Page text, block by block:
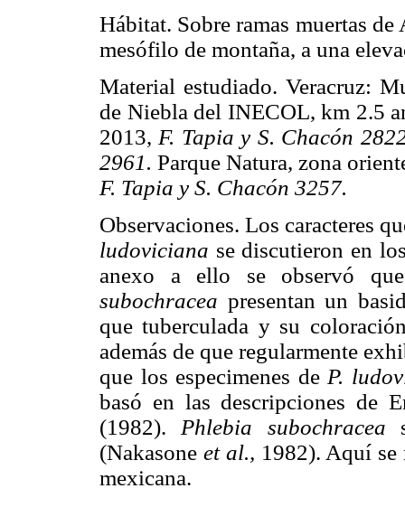
Hábitat. Sobre ramas muertas
mesófilo de montaña, a una
Material estudiado. Veracruz:
de Niebla del INECOL, km 2.5
2013, F. Tapia y S. Chacón
2961. Parque Natura, zona
F. Tapia y S. Chacón 3257.
Observaciones. Los caracteres
ludoviciana se discutieron en
anexo a ello se observó
subochracea presentan un
que tuberculada y su
además de que regularmente
que los especimenes de P.
basó en las descripciones de
(1982). Phlebia subochracea
(Nakasone et al., 1982). Aquí se
mexicana.